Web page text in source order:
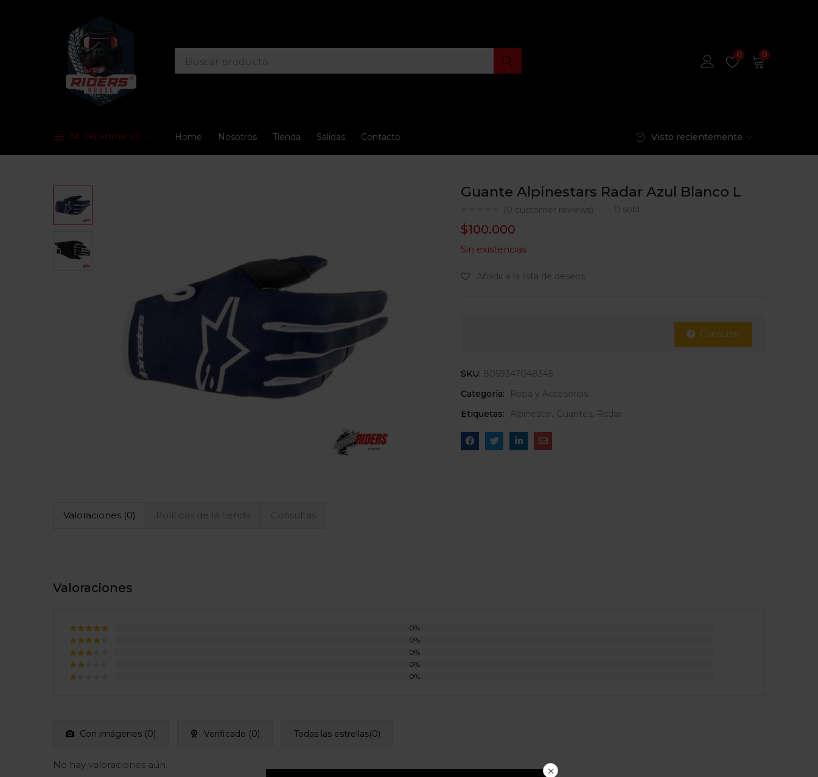
0 0
All Departments Home Nosotros Tienda Salidas Contacto Visto recientemente
Guante Alpinestars Radar Azul Blanco L
(0 customer reviews) 0 sold
$100.000
Sin existencias
Añadir a la lista de deseos
Consultar
SKU: 8059347048345
Categoría:
Ropa y Accesorios
Etiquetas:
Alpinestar, Guantes, Radar
Valoraciones (0) Políticas de la tienda Consultas
Valoraciones
Valorado
con5
0%
Valorado
con
0%
Valorado
con
0%
Valorado
0%
5
0%
Con imágenes (0) Verificado (0) Todas las estrellas(0)
No hay valoraciones aún.